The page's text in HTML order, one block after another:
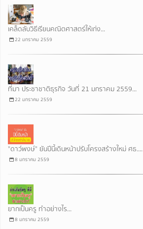
เคล็ดลับวิธีเรียนคณิตศาสตร์ให้เก่ง...
22 มกราคม 2559
ที่มา ประชาชาติธุรกิจ วันที่ 21 มกราคม 2559...
22 มกราคม 2559
"ดาว์พงษ์" ยันปีนี้เดินหน้าปรับโครงสร้างใหม่ ศธ....
8 มกราคม 2559
ยากเป็นครู ทำอย่างไร...
8 มกราคม 2559